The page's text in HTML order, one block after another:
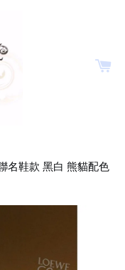
名鞋款 黑白 熊貓配色